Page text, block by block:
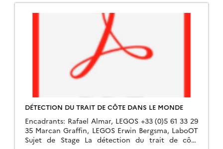
DÉTECTION DU TRAIT DE CÔTE DANS LE MONDE
Encadrants: Rafael Almar, LEGOS +33 (0)5 61 33 29
35 Marcan Graffin, LEGOS Erwin Bergsma, LaboOT
Sujet de Stage La détection du trait de côte